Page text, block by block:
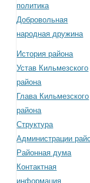
политика
Добровольная
народная дружина
История района
Устав Кильмезского
района
Глава Кильмезского
района
Структура
Администрации
Районная дума
Контактная
информация